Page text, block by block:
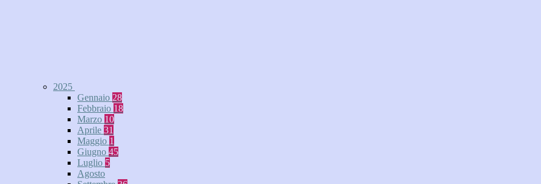
2025
Gennaio 28
Febbraio 18
Marzo 10
Aprile 31
Maggio 1
Giugno 45
Luglio 5
Agosto